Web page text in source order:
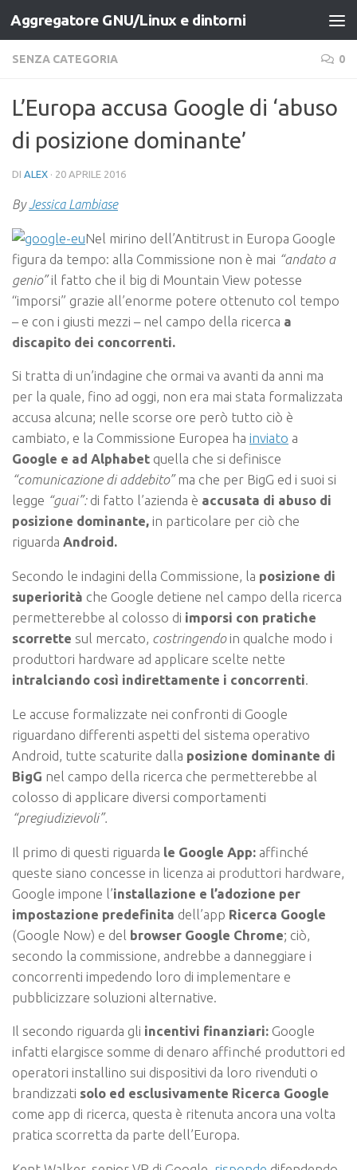
Salta al contenuto
Aggregatore GNU/Linux e dintorni
SENZA CATEGORIA 0
L’Europa accusa Google di ‘abuso
di posizione dominante’
DI ALEX · 20 APRILE 2016
ByJessica Lambiase
Nel mirino dell’Antitrust in Europa Google
figura da tempo: alla Commissione non è mai “andato a
genio”il fatto che il big di Mountain View potesse
“imporsi” grazie all’enorme potere ottenuto col tempo
– e con i giusti mezzi – nel campo della ricerca a
discapito dei concorrenti.
Si tratta di un’indagine che ormai va avanti da anni ma
per la quale, fino ad oggi, non era mai stata formalizzata
accusa alcuna; nelle scorse ore però tutto ciò è
cambiato, e la Commissione Europea ha inviato a
Google e ad Alphabet quella che si definisce
“comunicazione di addebito”ma che per BigG ed i suoi si
legge “guai”: di fatto l’azienda è accusata di abuso di
posizione dominante, in particolare per ciò che
riguarda Android.
Secondo le indagini della Commissione, la posizione di
superiorità che Google detiene nel campo della ricerca
permetterebbe al colosso di imporsi con pratiche
scorrette sul mercato, costringendoin qualche modo i
produttori hardware ad applicare scelte nette
intralciando così indirettamente i concorrenti.
Le accuse formalizzate nei confronti di Google
riguardano differenti aspetti del sistema operativo
Android, tutte scaturite dalla posizione dominante di
BigG nel campo della ricerca che permetterebbe al
colosso di applicare diversi comportamenti
“pregiudizievoli”.
Il primo di questi riguarda le Google App: affinché
queste siano concesse in licenza ai produttori hardware,
Google impone l’installazione e l’adozione per
impostazione predefinita dell’app Ricerca Google
(Google Now) e del browser Google Chrome; ciò,
secondo la commissione, andrebbe a danneggiare i
concorrenti impedendo loro di implementare e
pubblicizzare soluzioni alternative.
Il secondo riguarda gli incentivi finanziari: Google
infatti elargisce somme di denaro affinché produttori ed
operatori installino sui dispositivi da loro rivenduti o
brandizzati solo ed esclusivamente Ricerca Google
come app di ricerca, questa è ritenuta ancora una volta
pratica scorretta da parte dell’Europa.